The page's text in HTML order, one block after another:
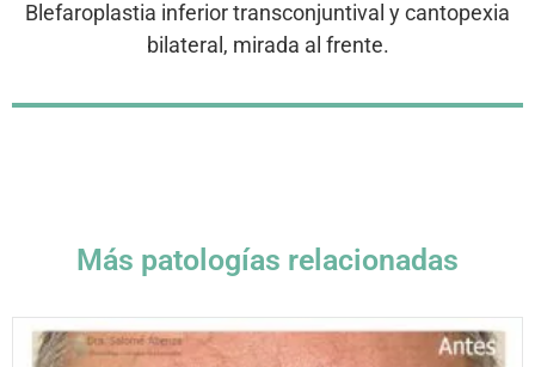
Blefaroplastia inferior transconjuntival y cantopexia
bilateral, mirada al frente.
Más patologías relacionadas